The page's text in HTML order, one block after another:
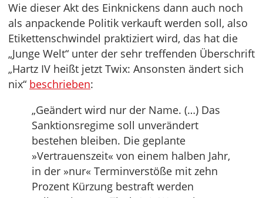
Wie dieser Akt des Einknickens dann auch noch
als anpackende Politik verkauft werden soll, also
Etikettenschwindel praktiziert wird, das hat die
„Junge Welt“ unter der sehr treffenden Überschrift
„Hartz IV heißt jetzt Twix: Ansonsten ändert sich
nix“ beschrieben:
„Geändert wird nur der Name. (…) Das
Sanktionsregime soll unverändert
bestehen bleiben. Die geplante
»Vertrauenszeit« von einem halben Jahr,
in der »nur« Terminverstöße mit zehn
Prozent Kürzung bestraft werden